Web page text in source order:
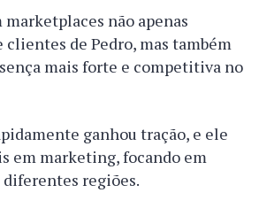
não apenas
clientes de Pedro, mas também
mais forte e competitiva no
ganhou tração, e ele
em marketing, focando em
regiões.